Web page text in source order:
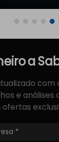
a
com
e análises